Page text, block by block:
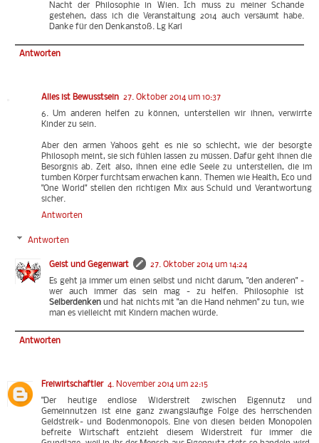
Nacht der Philosophie in Wien. Ich muss zu meiner Schande
gestehen, dass ich die Veranstaltung 2014 auch versäumt habe.
Danke für den Denkanstoß. Lg Karl
Antworten
Alles ist Bewusstsein 27. Oktober 2014 um 10:37
6. Um anderen helfen zu können, unterstellen wir ihnen, verwirrte
Kinder zu sein.
Aber den armen Yahoos geht es nie so schlecht, wie der besorgte
Philosoph meint, sie sich fühlen lassen zu müssen. Dafür geht ihnen die
Besorgnis ab. Zeit also, ihnen eine edle Seele zu unterstellen, die im
tumben Körper furchtsam erwachen kann. Themen wie Health, Eco und
"One World" stellen den richtigen Mix aus Schuld und Verantwortung
sicher.
Antworten
Antworten
Geist und Gegenwart
27. Oktober 2014 um 14:24
Es geht ja immer um einen selbst und nicht darum, "den anderen" -
wer auch immer das sein mag - zu helfen. Philosophie ist
Selberdenken und hat nichts mit "an die Hand nehmen" zu tun, wie
man es vielleicht mit Kindern machen würde.
Antworten
Freiwirtschaftler 4. November 2014 um 22:15
"Der heutige endlose Widerstreit zwischen Eigennutz und
Gemeinnutzen ist eine ganz zwangsläufige Folge des herrschenden
Geldstreik- und Bodenmonopols. Eine von diesen beiden Monopolen
befreite Wirtschaft entzieht diesem Widerstreit für immer die